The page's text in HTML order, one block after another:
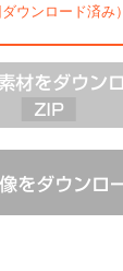
ダウンロード済み）